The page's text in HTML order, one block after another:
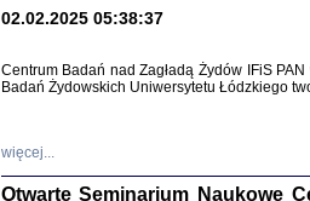
02.02.2025 05:38:37
Centrum Badań nad Zagładą Żydów IFiS
Badań Żydowskich Uniwersytetu Łódzkiego
więcej...
Otwarte Seminarium Naukowe